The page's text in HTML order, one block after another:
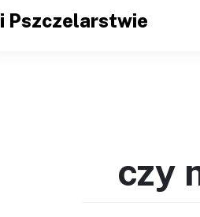
i Pszczelarstwie
czy